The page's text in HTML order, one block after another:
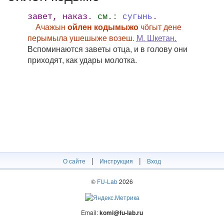
завет, наказ. см.: сугынь .
Ачажын ойлен кодымыжо чӧгыт дене
перымыла ушешыже возеш. М. Шкетан.
Вспоминаются заветы отца, и в голову они
приходят, как удары молотка.
О сайте | Инструкция | Вход
© FU-Lab2026
Email:komi@fu-lab.ru